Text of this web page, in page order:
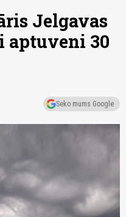
Jelgavas
aptuveni 30
Seko mums Google